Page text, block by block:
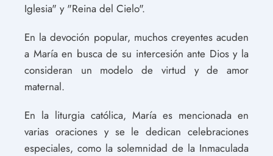
Iglesia" y "Reina del Cielo".
En la devoción popular, muchos creyentes acuden
a María en busca de su intercesión ante Dios y la
consideran un modelo de virtud y de amor
maternal.
En la liturgia católica, María es mencionada en
varias oraciones y se le dedican celebraciones
especiales, como la solemnidad de la Inmaculada